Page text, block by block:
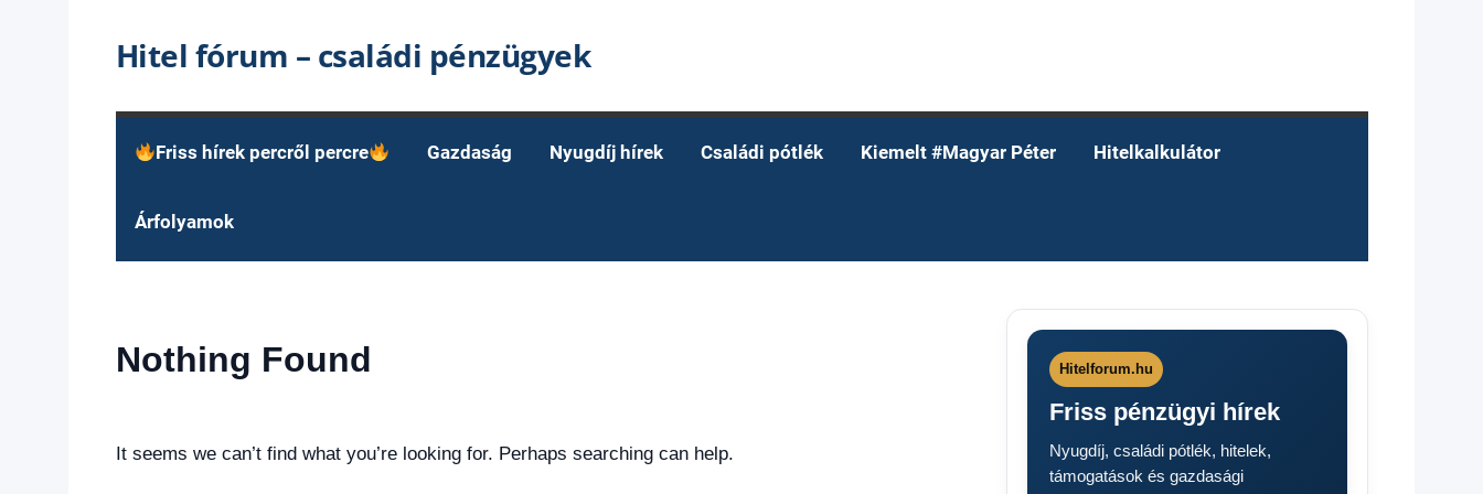
Hitel fórum – családi pénzügyek
Friss hírek percről percre Gazdaság Nyugdíj hírek Családi pótlék Kiemelt #Magyar Péter Hitelkalkulátor
Árfolyamok
Nothing Found
It seems we can’t find what you’re looking for. Perhaps searching can help.
Hitelforum.hu
Friss pénzügyi hírek
Nyugdíj, családi pótlék, hitelek,
támogatások és gazdasági